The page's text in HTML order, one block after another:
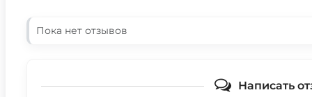
Пока нет отзывов
Написать